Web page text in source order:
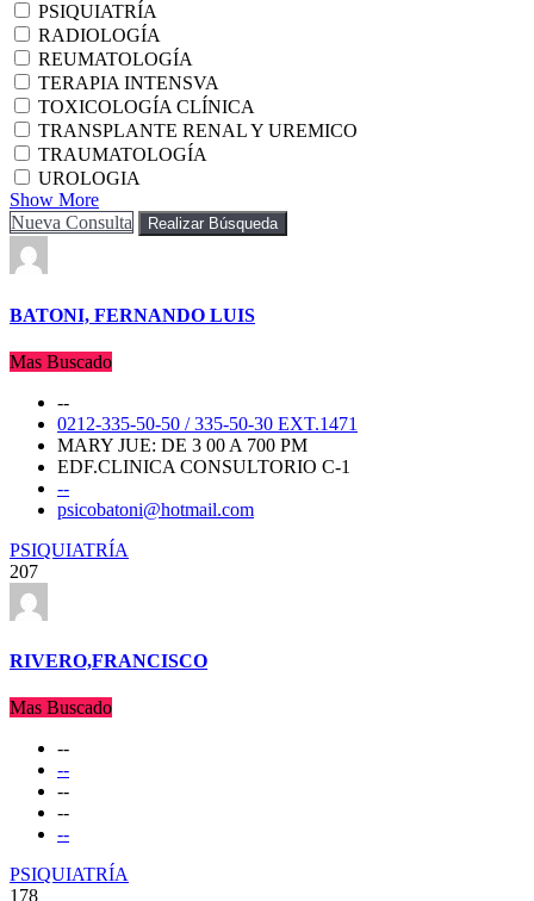
PSIQUIATRÍA
RADIOLOGÍA
REUMATOLOGÍA
TERAPIA INTENSVA
TOXICOLOGÍA CLÍNICA
TRANSPLANTE RENAL Y UREMICO
TRAUMATOLOGÍA
UROLOGIA
Show More
Nueva Consulta
Realizar Búsqueda
BATONI, FERNANDO LUIS
Mas Buscado
--
0212-335-50-50 / 335-50-30 EXT.1471
MARY JUE: DE 3 00 A 700 PM
EDF.CLINICA CONSULTORIO C-1
--
psicobatoni@hotmail.com
PSIQUIATRÍA
207
RIVERO,FRANCISCO
Mas Buscado
--
--
--
--
--
PSIQUIATRÍA
178